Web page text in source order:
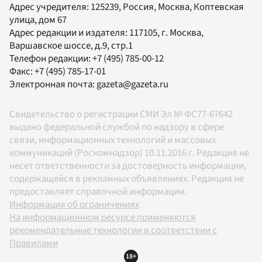
Адрес учредителя: 125239, Россия, Москва, Коптевская
улица, дом 67
Адрес редакции и издателя: 117105, г. Москва,
Варшавское шоссе, д.9, стр.1
Телефон редакции:+7 (495) 785-00-12
Факс:+7 (495) 785-17-01
Электронная почта:gazeta@gazeta.ru
Свидетельство о регистрации СМИ Эл № ФС77-67642
выдано федеральной службой по надзору в сфере
связи, информационных технологий и массовых
коммуникаций (Роскомнадзор) 10.11.2016 г. Редакция не
несет ответственности за достоверность информации,
содержащейся в рекламных объявлениях. Редакция не
предоставляет справочной информации.
Информация об ограничениях
На информационном ресурсе применяются
рекомендательные технологии в соответствии с
Правилами
18+